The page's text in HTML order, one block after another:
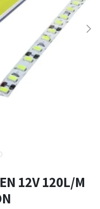
12V 120L/M